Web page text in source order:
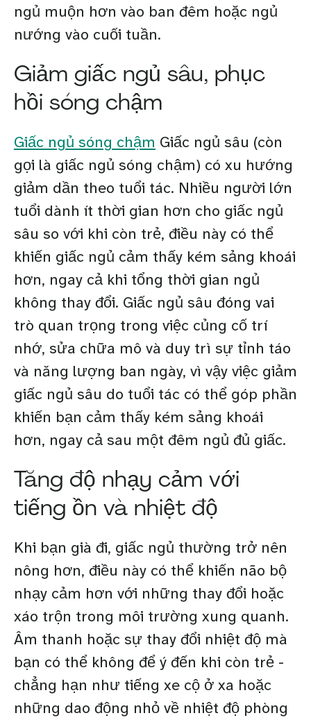
ngủ muộn hơn vào ban đêm hoặc ngủ
nướng vào cuối tuần.
Giảm giấc ngủ sâu, phục
hồi sóng chậm
Giấc ngủ sóng chậm Giấc ngủ sâu (còn
gọi là giấc ngủ sóng chậm) có xu hướng
giảm dần theo tuổi tác. Nhiều người lớn
tuổi dành ít thời gian hơn cho giấc ngủ
sâu so với khi còn trẻ, điều này có thể
khiến giấc ngủ cảm thấy kém sảng khoái
hơn, ngay cả khi tổng thời gian ngủ
không thay đổi. Giấc ngủ sâu đóng vai
trò quan trọng trong việc củng cố trí
nhớ, sửa chữa mô và duy trì sự tỉnh táo
và năng lượng ban ngày, vì vậy việc giảm
giấc ngủ sâu do tuổi tác có thể góp phần
khiến bạn cảm thấy kém sảng khoái
hơn, ngay cả sau một đêm ngủ đủ giấc.
Tăng độ nhạy cảm với
tiếng ồn và nhiệt độ
Khi bạn già đi, giấc ngủ thường trở nên
nông hơn, điều này có thể khiến não bộ
nhạy cảm hơn với những thay đổi hoặc
xáo trộn trong môi trường xung quanh.
Âm thanh hoặc sự thay đổi nhiệt độ mà
bạn có thể không để ý đến khi còn trẻ -
chẳng hạn như tiếng xe cộ ở xa hoặc
những dao động nhỏ về nhiệt độ phòng